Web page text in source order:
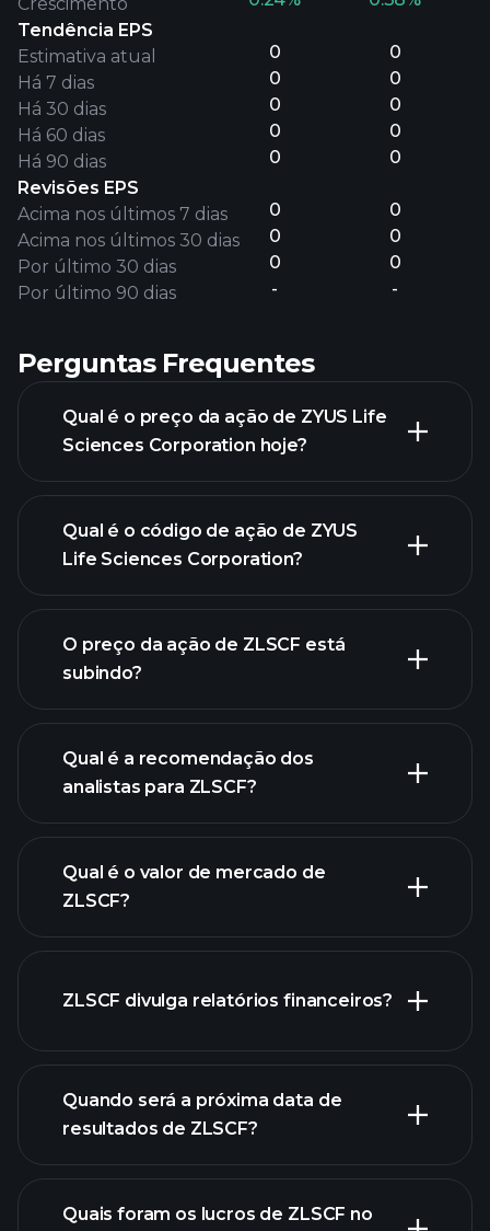
Tendência EPS
Estimativa atual
Há 7 dias
Há 30 dias
Há 60 dias
Há 90 dias
Revisões EPS
Acima nos últimos 7 dias
Acima nos últimos 30 dias
Por último 30 dias
Por último 90 dias
0
0
0
0
0
0
0
0
-
0
0
0
0
0
0
0
0
-
Perguntas Frequentes
Qual é o preço da ação de ZYUS Life
Sciences Corporation hoje?
gráfico
avançado
Qual é o código de ação de ZYUS
Life Sciences Corporation?
O preço da ação de ZLSCF está
subindo?
de ZLSCF.
Qual é a recomendação dos
analistas para ZLSCF?
Qual é o valor de mercado de
ZLSCF?
de ações
ZLSCF divulga relatórios financeiros?
finanças
de ZLSCF
Quando será a próxima data de
resultados de ZLSCF?
Quais foram os lucros de ZLSCF no